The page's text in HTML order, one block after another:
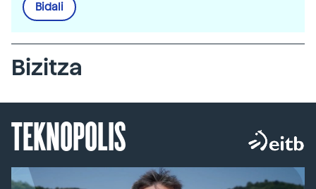
Bidali
Bizitza
TEKNOPOLIS